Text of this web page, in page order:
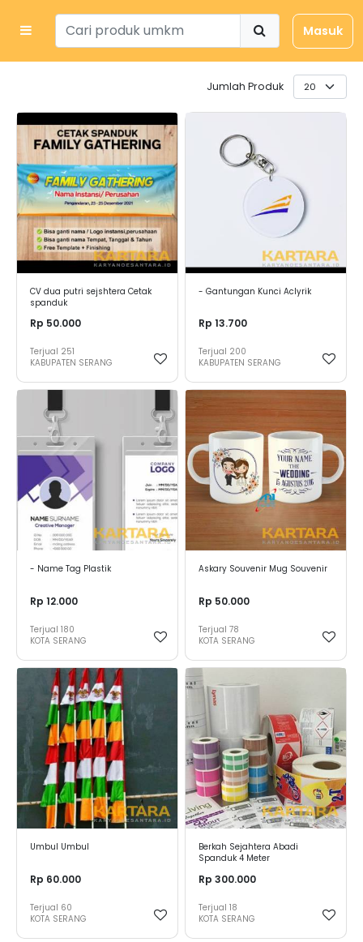
Masuk
Jumlah Produk
CV dua putri sejshtera Cetak
spanduk
Rp 50.000
Terjual 251
KABUPATEN SERANG
- Gantungan Kunci Aclyrik
Rp 13.700
Terjual 200
KABUPATEN SERANG
- Name Tag Plastik
Rp 12.000
Terjual 180
KOTA SERANG
Askary Souvenir Mug Souvenir
Rp 50.000
Terjual 78
KOTA SERANG
Umbul Umbul
Rp 60.000
Terjual 60
KOTA SERANG
Berkah Sejahtera Abadi
Spanduk 4 Meter
Rp 300.000
Terjual 18
KOTA SERANG